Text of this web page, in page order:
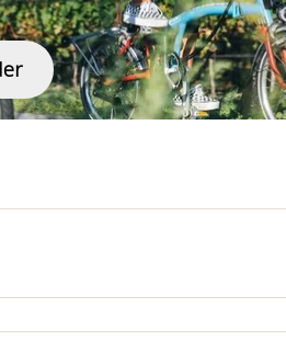
werden, mit der
jeder leicht die Umwelt